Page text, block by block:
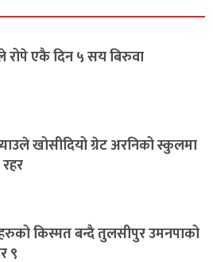
ले रोपे एकै दिन ५ सय बिरुवा
खोसीदियो ग्रेट अरनिको स्कुलमा
किस्मत बन्दै तुलसीपुर उमनपाको
९